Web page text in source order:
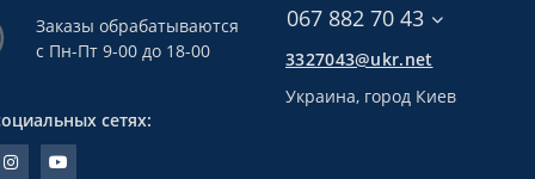
Заказы обрабатываются
с Пн-Пт 9-00 до 18-00
сетях:
067 882 70 43
3327043@ukr.net
Украина, город Киев